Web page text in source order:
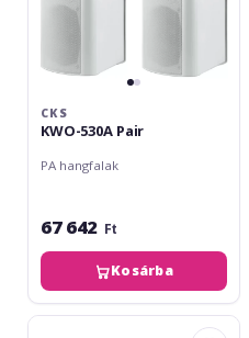
CKS
KWO-530A Pair
PA hangfalak
67 642 Ft
Kosárba
DSPPA